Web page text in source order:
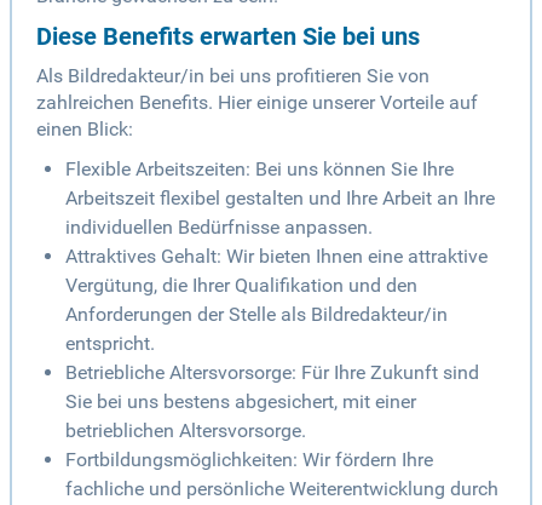
Diese Benefits erwarten Sie bei uns
Als Bildredakteur/in bei uns profitieren Sie von
zahlreichen Benefits. Hier einige unserer Vorteile auf
einen Blick:
Flexible Arbeitszeiten: Bei uns können Sie Ihre
Arbeitszeit flexibel gestalten und Ihre Arbeit an Ihre
individuellen Bedürfnisse anpassen.
Attraktives Gehalt: Wir bieten Ihnen eine attraktive
Vergütung, die Ihrer Qualifikation und den
Anforderungen der Stelle als Bildredakteur/in
entspricht.
Betriebliche Altersvorsorge: Für Ihre Zukunft sind
Sie bei uns bestens abgesichert, mit einer
betrieblichen Altersvorsorge.
Fortbildungsmöglichkeiten: Wir fördern Ihre
fachliche und persönliche Weiterentwicklung durch